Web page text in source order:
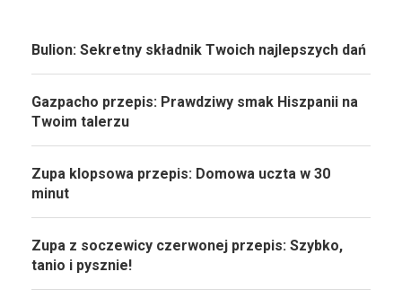
Bulion: Sekretny składnik Twoich najlepszych dań
Gazpacho przepis: Prawdziwy smak Hiszpanii na
Twoim talerzu
Zupa klopsowa przepis: Domowa uczta w 30
minut
Zupa z soczewicy czerwonej przepis: Szybko,
tanio i pysznie!